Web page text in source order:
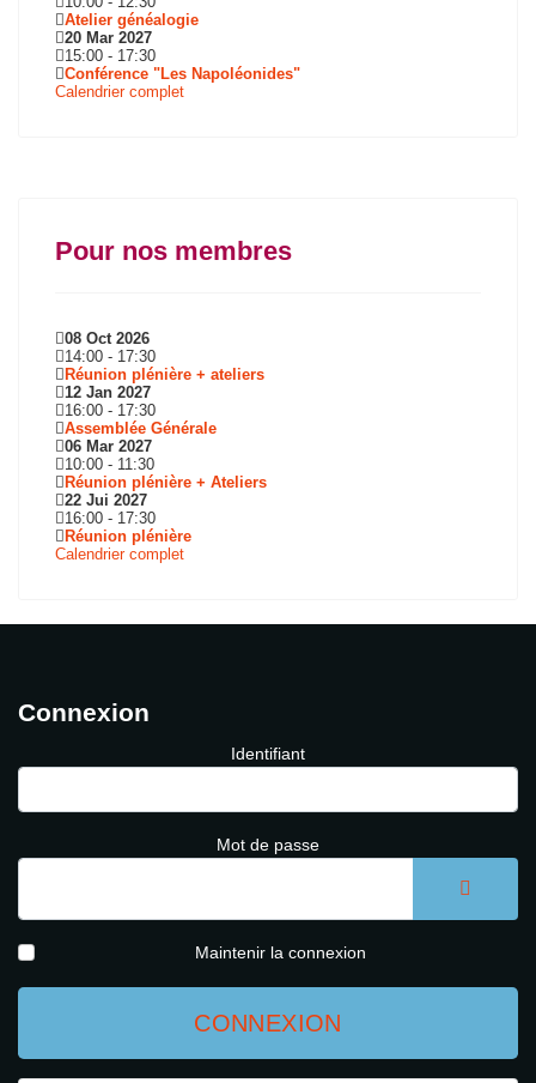
Atelier généalogie
20 Mar 2027
15:00 - 17:30
Conférence "Les Napoléonides"
Calendrier complet
Pour nos membres
08 Oct 2026
14:00 - 17:30
Réunion plénière + ateliers
12 Jan 2027
16:00 - 17:30
Assemblée Générale
06 Mar 2027
10:00 - 11:30
Réunion plénière + Ateliers
22 Jui 2027
16:00 - 17:30
Réunion plénière
Calendrier complet
Connexion
Identifiant
Mot de passe
Maintenir la connexion
CONNEXION